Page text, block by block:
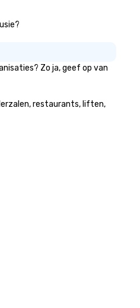
Zo ja, geef op van
restaurants, liften,